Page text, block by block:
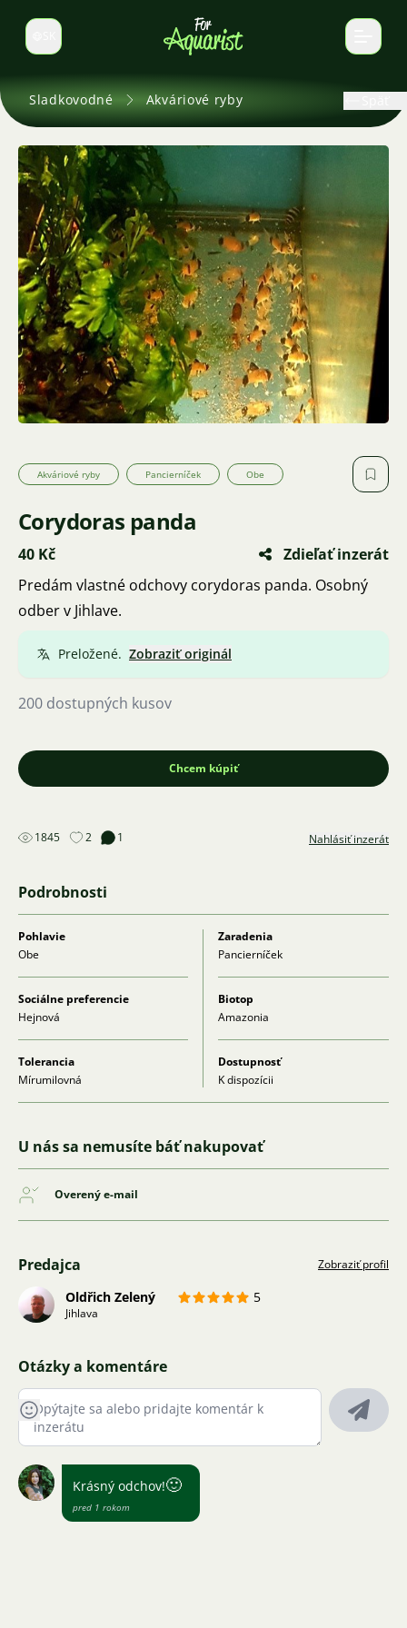
Prepnúť jazyk
Sladkovodné Akváriové ryby
Akváriové ryby Pancierníček Obe
Corydoras panda
40 Kč
Zdieľať inzerát
Predám vlastné odchovy corydoras panda. Osobný
odber v Jihlave.
Preložené. Zobraziť originál
200 dostupných kusov
Chcem kúpiť
1845 2 1 Nahlásiť inzerát
Podrobnosti
Pohlavie
Obe
Zaradenia
Pancierníček
Sociálne preferencie
Hejnová
Biotop
Amazonia
Tolerancia
Mírumilovná
Dostupnosť
K dispozícii
U nás sa nemusíte báť nakupovať
Overený e-mail
Predajca Zobraziť profil
Oldřich Zelený 5
Jihlava
Otázky a komentáre
Krásný odchov!🙂
pred 1 rokom